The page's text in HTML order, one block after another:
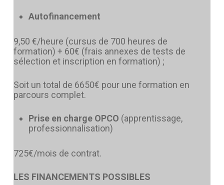
aquatiques et de la natation)
Taux de réussite à l'UC4 en 2025 *
Autofinancement
9,50 €/heure (cursus de 700 heures de
formation) + 60€ (frais annexes de tests de
sélection et inscription en formation) ;
Soit un total de 6650€ pour une formation en
parcours complet.
Prise en charge OPCO (apprentissage,
professionnalisation)
725€/mois de contrat.
LES FINANCEMENTS POSSIBLES